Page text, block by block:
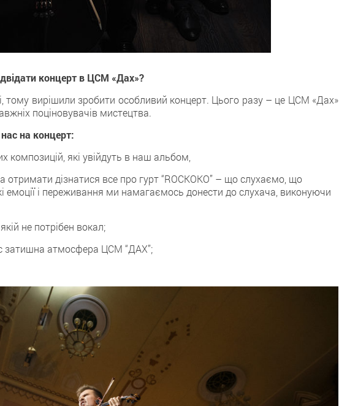
концерт в ЦСМ «Дах»?
тому вирішили зробити особливий концерт. Цього разу – це ЦСМ «Дах»
поціновувачів мистецтва.
на концерт:
композицій, які увійдуть в наш альбом,
отримати дізнатися все про гурт “ROCKOKO” – що слухаємо, що
емоції і переживання ми намагаємось донести до слухача, виконуючи
не потрібен вокал;
затишна атмосфера ЦСМ “ДАХ”;